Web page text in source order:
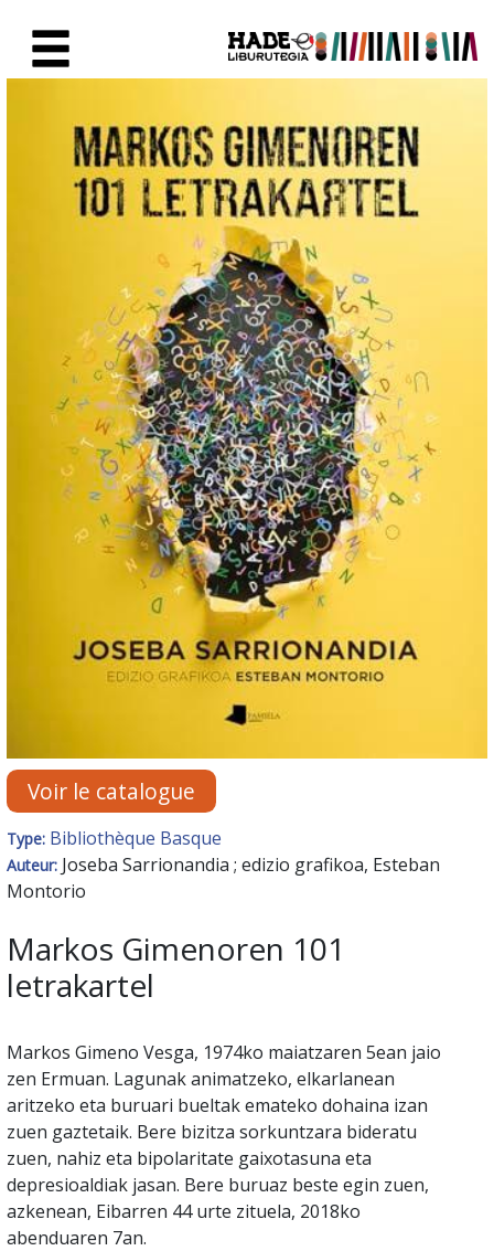
Voir le catalogue
Type: Bibliothèque Basque
Auteur: Joseba Sarrionandia ; edizio grafikoa, Esteban
Montorio
Markos Gimenoren 101
letrakartel
Markos Gimeno Vesga, 1974ko maiatzaren 5ean jaio
zen Ermuan. Lagunak animatzeko, elkarlanean
aritzeko eta buruari bueltak emateko dohaina izan
zuen gaztetaik. Bere bizitza sorkuntzara bideratu
zuen, nahiz eta bipolaritate gaixotasuna eta
depresioaldiak jasan. Bere buruaz beste egin zuen,
azkenean, Eibarren 44 urte zituela, 2018ko
abenduaren 7an.